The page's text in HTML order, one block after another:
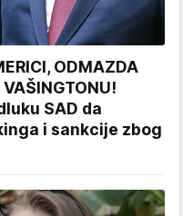
ODMAZDA
SAD da
i sankcije zbog